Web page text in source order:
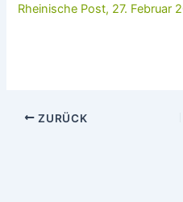
Rheinische Post, 27. Februar
ZURÜCK